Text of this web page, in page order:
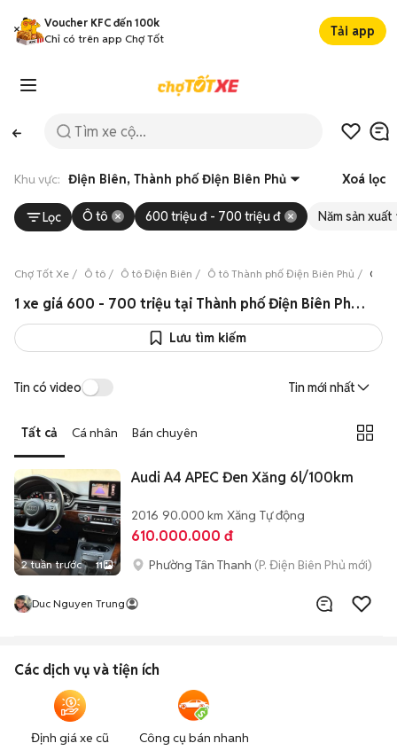
Voucher KFC đến 100k
Chỉ có trên app Chợ Tốt
Tải app
Khu vực: Điện Biên, Thành phố Điện Biên Phủ Xoá lọc
Lọc Ô tô 600 triệu đ - 700 triệu đ Năm sản xuất
Chợ Tốt Xe Ô tô Ô tô Điện Biên Ô tô Thành phố Điện Biên Phủ Ô tô
1 xe giá 600 - 700 triệu tại Thành phố Điện Biên Phủ, Điện Biên 08/2026
Lưu tìm kiếm
Tin có video Tin mới nhất
Tất cả Cá nhân Bán chuyên
2 tuần trước 11
Audi A4 APEC Đen Xăng 6l/100km
2016 90.000 km Xăng Tự động
610.000.000 đ
Phường Tân Thanh (P. Điện Biên Phủ mới)
Duc Nguyen Trung
Các dịch vụ và tiện ích
Định giá xe cũ Công cụ bán nhanh